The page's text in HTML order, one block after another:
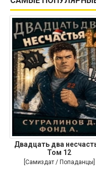
Двадцать два
Том 12
[Самиздат / Попаданцы]